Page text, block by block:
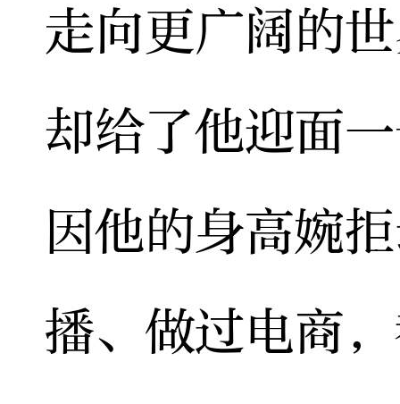
走向更广阔的
却给了他迎面
因他的身高婉
播、做过电商